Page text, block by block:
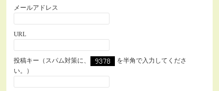
メールアドレス
URL
投稿キー（スパム対策に、
を半角で入力してくださ
い。）